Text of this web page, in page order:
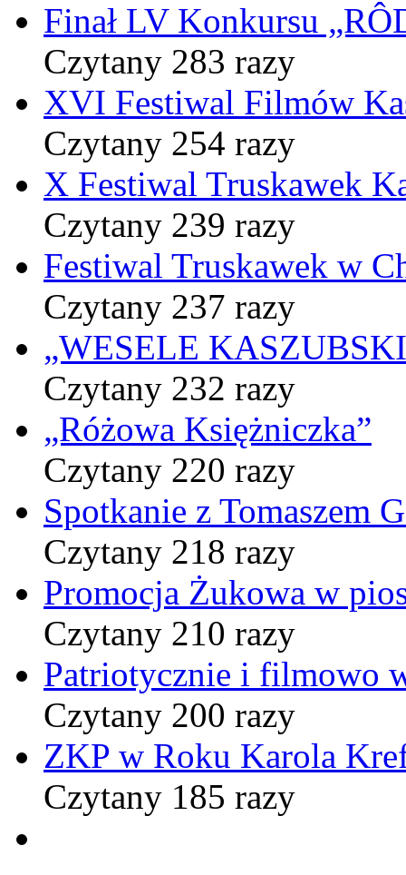
Finał LV Konkursu
Czytany 283 razy
XVI Festiwal Filmów
Czytany 254 razy
X Festiwal Truskawek
Czytany 239 razy
Festiwal Truskawek w
Czytany 237 razy
„WESELE
Czytany 232 razy
„Różowa Księżniczka”
Czytany 220 razy
Spotkanie z Tomaszem
Czytany 218 razy
Promocja Żukowa w
Czytany 210 razy
Patriotycznie i filmowo
Czytany 200 razy
ZKP w Roku Karola
Czytany 185 razy